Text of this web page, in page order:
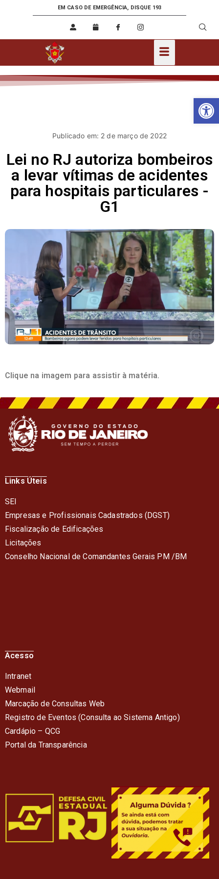
EM CASO DE EMERGÊNCIA, DISQUE 193
Publicado em: 2 de março de 2022
Lei no RJ autoriza bombeiros
a levar vítimas de acidentes
para hospitais particulares -
G1
Clique na imagem para assistir à matéria.
Links Úteis
SEI
Empresas e Profissionais Cadastrados (DGST)
Fiscalização de Edificações
Licitações
Conselho Nacional de Comandantes Gerais PM /BM
Acesso
Intranet
Webmail
Marcação de Consultas Web
Registro de Eventos (Consulta ao Sistema Antigo)
Cardápio – QCG
Portal da Transparência